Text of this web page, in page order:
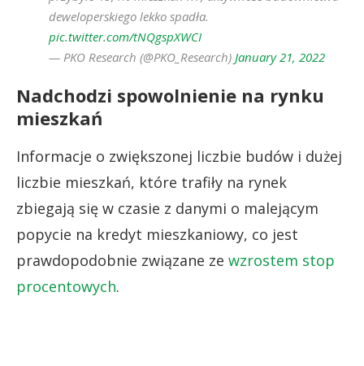
deweloperskiego lekko spadła.
pic.twitter.com/tNQgspXWCI
— PKO Research (@PKO_Research) January 21, 2022
Nadchodzi spowolnienie na rynku
mieszkań
Informacje o zwiększonej liczbie budów i dużej
liczbie mieszkań, które trafiły na rynek
zbiegają się w czasie z danymi o malejącym
popycie na kredyt mieszkaniowy, co jest
prawdopodobnie związane ze wzrostem stop
procentowych.